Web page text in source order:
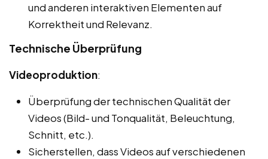
und anderen interaktiven Elementen auf
Korrektheit und Relevanz.
Technische Überprüfung
Videoproduktion:
Überprüfung der technischen Qualität der
Videos (Bild- und Tonqualität, Beleuchtung,
Schnitt, etc.).
Sicherstellen, dass Videos auf verschiedenen